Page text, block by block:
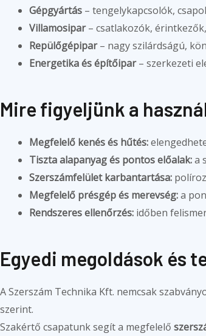
Gépgyártás – tengelykapcsolók,
Villamosipar– csatlakozók,
Repülőgépipar– nagy szilárdságú,
Energetika és építőipar– szerkezeti
Mire figyeljünk a
Megfelelő kenés és hűtés:
Tiszta alapanyag és pontos előalak:a
Szerszámfelület karbantartása:
Megfelelő présgép és merevség:a
Rendszeres ellenőrzés: időben
Egyedi megoldások és
A Szerszám Technika Kft. nemcsak
szerint.
Szakértő csapatunk segít a megfelelő